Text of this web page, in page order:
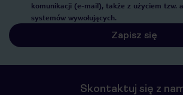
komunikacji (e-mail), także z użyciem tzw.
systemów wywołujących.
Zapisz się
Skontaktuj się z